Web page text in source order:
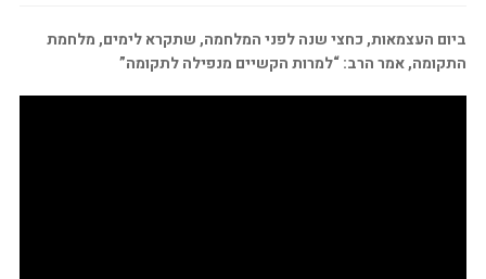
ביום העצמאות, כחצי שנה לפני המלחמה, שתקרא לימים, מלחמת
התקומה, אמר הרב: “למרות הקשיים מנפילה לתקומה”